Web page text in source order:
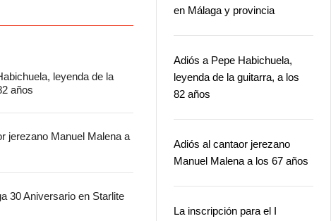
leyenda de la
años
jerezano Manuel Malena a
30 Aniversario en Starlite
en Málaga y provincia
Adiós a Pepe Habichuela,
leyenda de la guitarra, a los
82 años
Adiós al cantaor jerezano
Manuel Malena a los 67 años
La inscripción para el I